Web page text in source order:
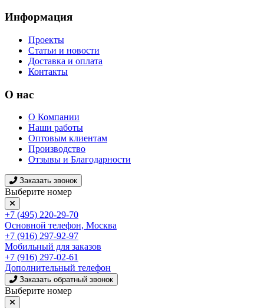
Информация
Проекты
Статьи и новости
Доставка и оплата
Контакты
О нас
О Компании
Наши работы
Оптовым клиентам
Производство
Отзывы и Благодарности
Заказать звонок
Выберите номер
+7 (495) 220-29-70
Основной телефон, Москва
+7 (916) 297-92-97
Мобильный для заказов
+7 (916) 297-02-61
Дополнительный телефон
Заказать обратный звонок
Выберите номер